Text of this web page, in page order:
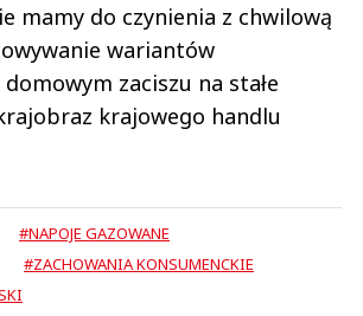
mamy do czynienia z chwilową
wariantów
zaciszu na stałe
krajowego handlu
#NAPOJE GAZOWANE
#ZACHOWANIA KONSUMENCKIE